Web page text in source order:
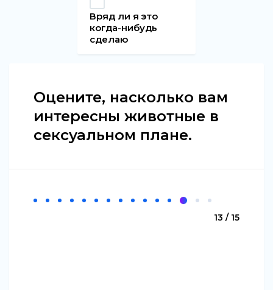
Вряд ли я это
когда-нибудь
сделаю
Оцените, насколько вам
интересны животные в
сексуальном плане.
13 / 15